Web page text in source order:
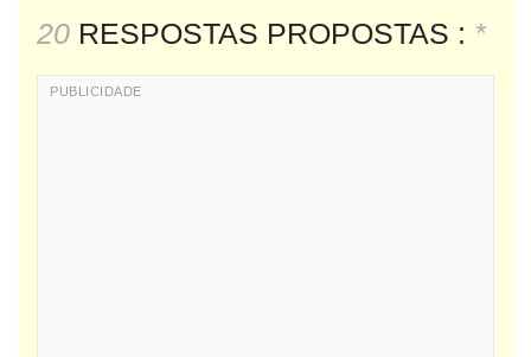
20 RESPOSTAS PROPOSTAS : *